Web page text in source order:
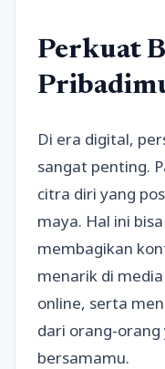
Perkuat
Di era digital,
sangat penting.
citra diri yang
maya. Hal ini
membagikan
menarik di
online, serta
dari orang-
bersamamu.